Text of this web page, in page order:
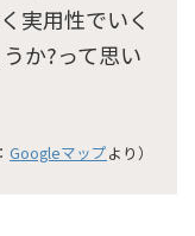
実用性でいく
か?って思い
Googleマップより）